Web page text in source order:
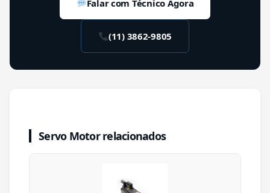
Falar com Técnico Agora
(11) 3862-9805
Servo Motor relacionados